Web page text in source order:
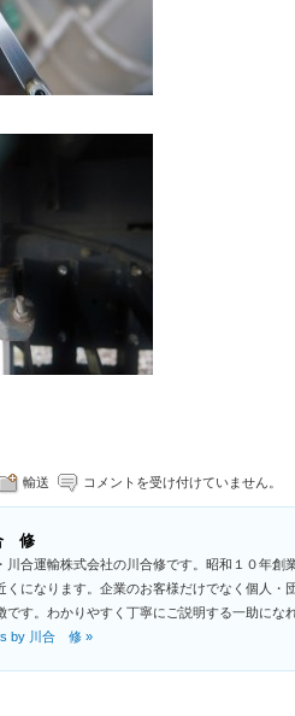
輸送 コメントを受け付けていません。
修
川合運輸株式会社の川合修です。昭和１０年創
くになります。企業のお客様だけでなく個人・
です。わかりやすく丁寧にご説明する一助にな
by 川合 修 »